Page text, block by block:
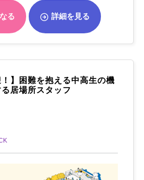
る 詳細を見る
！】困難を抱える中高生の機
居場所スタッフ